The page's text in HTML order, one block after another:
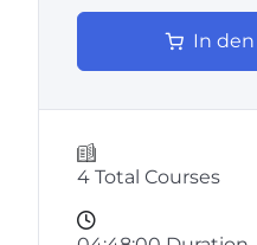
In
4 Total Courses